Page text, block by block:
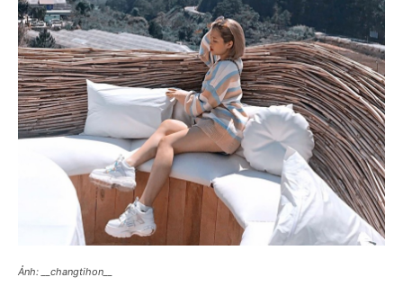
Ảnh: __changtihon__